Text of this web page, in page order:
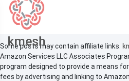
kmesh
Some posts may contain affiliate links.
Amazon Services LLC Associates
program designed to provide a means
fees by advertising and linking to